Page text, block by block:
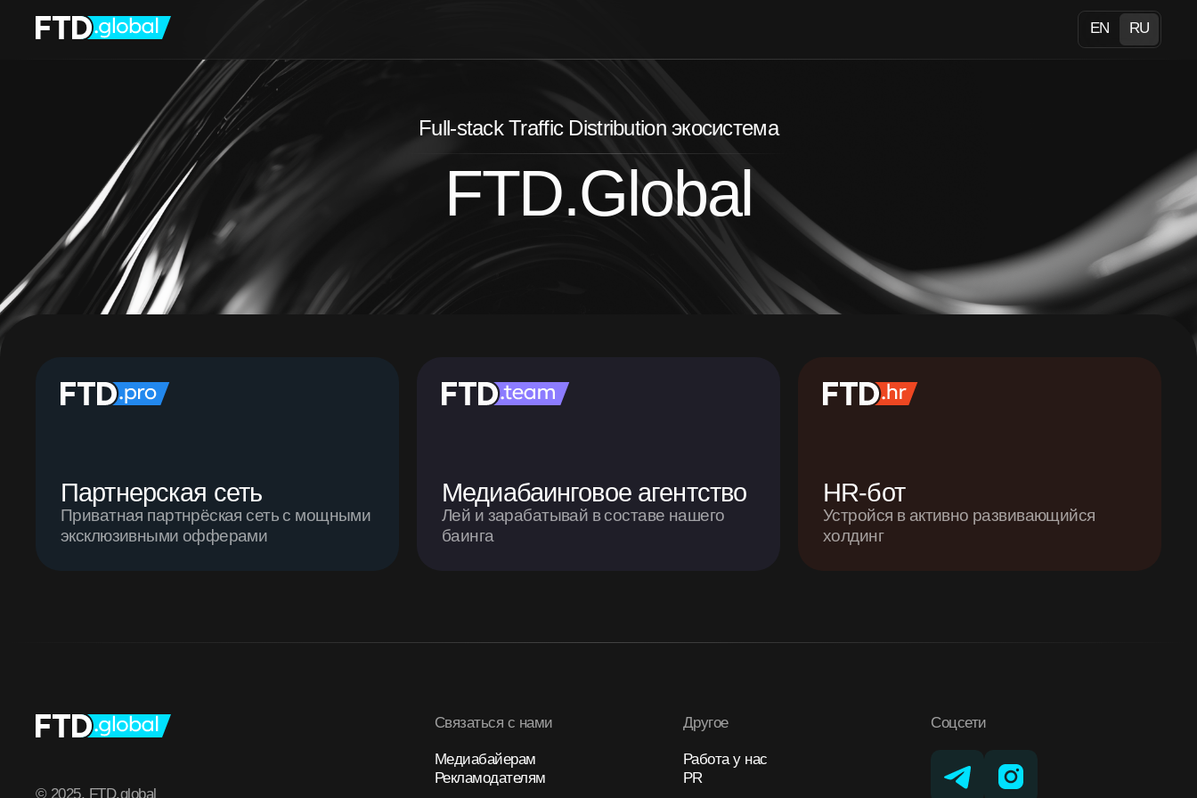
EN RU
Full-stack Traffic Distribution экосистема
FTD.Global
Партнерская сеть
Приватная партнрёская сеть с мощными
эксклюзивными офферами
Медиабаинговое агентство
Лей и зарабатывай в составе нашего
баинга
HR-бот
Устройся в активно развивающийся
холдинг
© 2025, FTD.global
Связаться с нами
Медиабайерам
Рекламодателям
Другое
Работа у нас
PR
Соцсети